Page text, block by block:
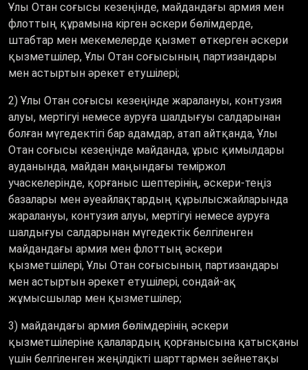
Ұлы Отан соғысы кезеңінде, майдандағы армия мен
флоттың құрамына кiрген әскери бөлiмдерде,
штабтар мен мекемелерде қызмет өткерген әскери
қызметшiлер, Ұлы Отан соғысының партизандары
мен астыртын әрекет етушiлерi;
2) Ұлы Отан соғысы кезеңінде жаралануы, контузия
алуы, мертігуі немесе ауруға шалдығуы салдарынан
болған мүгедектігі бар адамдар, атап айтқанда, Ұлы
Отан соғысы кезеңінде майданда, ұрыс қимылдары
ауданында, майдан маңындағы теміржол
учаскелерінде, қорғаныс шептерінің, әскери-теңіз
базалары мен әуеайлақтардың құрылысжайларында
жаралануы, контузия алуы, мертігуі немесе ауруға
шалдығуы салдарынан мүгедектік белгіленген
майдандағы армия мен флоттың әскери
қызметшілері, Ұлы Отан соғысының партизандары
мен астыртын әрекет етушілері, сондай-ақ
жұмысшылар мен қызметшілер;
3) майдандағы армия бөлiмдерiнің әскери
қызметшілеріне қалалардың қорғанысына қатысқаны
үшін белгiленген жеңiлдiкті шарттармен зейнетақы